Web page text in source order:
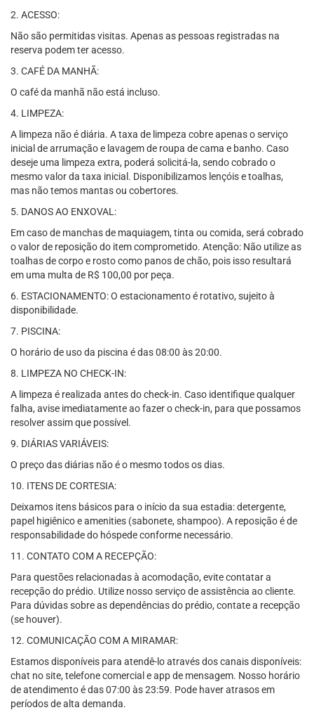
2. ACESSO:
Não são permitidas visitas. Apenas as pessoas registradas na
reserva podem ter acesso.
3. CAFÉ DA MANHÃ:
O café da manhã não está incluso.
4. LIMPEZA:
A limpeza não é diária. A taxa de limpeza cobre apenas o serviço
inicial de arrumação e lavagem de roupa de cama e banho. Caso
deseje uma limpeza extra, poderá solicitá-la, sendo cobrado o
mesmo valor da taxa inicial. Disponibilizamos lençóis e toalhas,
mas não temos mantas ou cobertores.
5. DANOS AO ENXOVAL:
Em caso de manchas de maquiagem, tinta ou comida, será cobrado
o valor de reposição do item comprometido. Atenção: Não utilize as
toalhas de corpo e rosto como panos de chão, pois isso resultará
em uma multa de R$ 100,00 por peça.
6. ESTACIONAMENTO: O estacionamento é rotativo, sujeito à
disponibilidade.
7. PISCINA:
O horário de uso da piscina é das 08:00 às 20:00.
8. LIMPEZA NO CHECK-IN:
A limpeza é realizada antes do check-in. Caso identifique qualquer
falha, avise imediatamente ao fazer o check-in, para que possamos
resolver assim que possível.
9. DIÁRIAS VARIÁVEIS:
O preço das diárias não é o mesmo todos os dias.
10. ITENS DE CORTESIA:
Deixamos itens básicos para o início da sua estadia: detergente,
papel higiênico e amenities (sabonete, shampoo). A reposição é de
responsabilidade do hóspede conforme necessário.
11. CONTATO COM A RECEPÇÃO:
Para questões relacionadas à acomodação, evite contatar a
recepção do prédio. Utilize nosso serviço de assistência ao cliente.
Para dúvidas sobre as dependências do prédio, contate a recepção
(se houver).
12. COMUNICAÇÃO COM A MIRAMAR:
Estamos disponíveis para atendê-lo através dos canais disponíveis:
chat no site, telefone comercial e app de mensagem. Nosso horário
de atendimento é das 07:00 às 23:59. Pode haver atrasos em
períodos de alta demanda.